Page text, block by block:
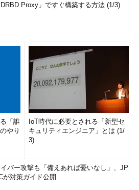
Proxy」ですぐ構築する方法 (1/3)
「誰
やり
IoT時代に必要とされる「新型セ
キュリティエンジニア」とは (1/
3)
バー攻撃も「備えあれば憂いなし」、JP
が対策ガイド公開